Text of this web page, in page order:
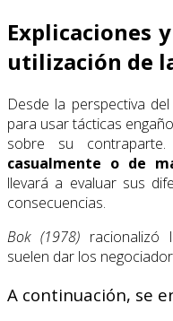
Explicaciones
utilización de
Desde la perspectiva
para usar tácticas
sobre su contraparte.
casualmente o de
llevará a evaluar sus
consecuencias.
Bok (1978)racionalizó
suelen dar los
A continuación, se